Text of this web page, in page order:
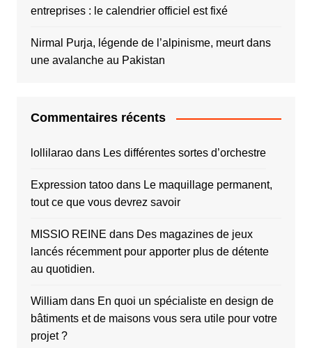
entreprises : le calendrier officiel est fixé
Nirmal Purja, légende de l’alpinisme, meurt dans
une avalanche au Pakistan
Commentaires récents
lollilaraodans Les différentes sortes d’orchestre
Expression tatoodans Le maquillage permanent,
tout ce que vous devrez savoir
MISSIO REINE dans Des magazines de jeux
lancés récemment pour apporter plus de détente
au quotidien.
Williamdans En quoi un spécialiste en design de
bâtiments et de maisons vous sera utile pour votre
projet ?